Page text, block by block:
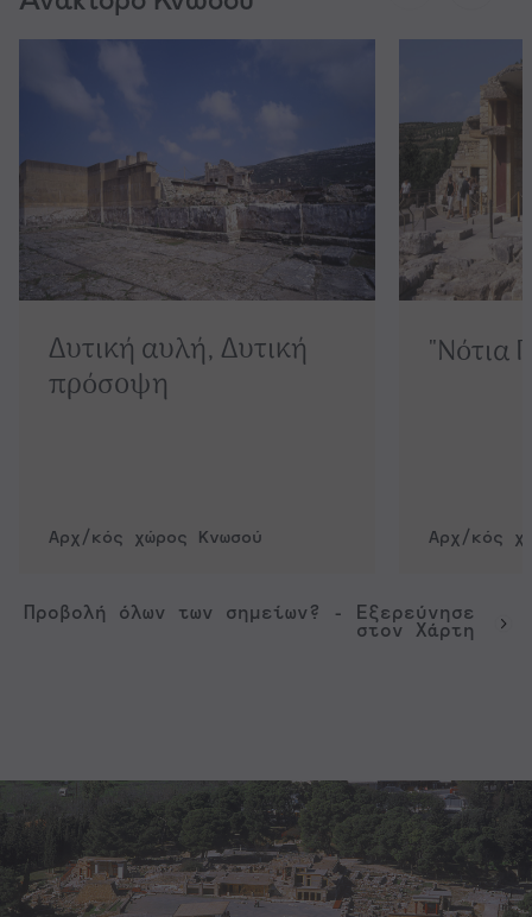
Δυτική αυλή, Δυτική
πρόσοψη
Αρχ/κός χώρος Κνωσού
"Νότια
Αρχ/κός
Προβολή όλων των σημείων? - Εξερεύνησε
στον Χάρτη